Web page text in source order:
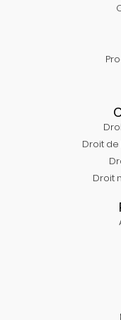
Droit
Droit